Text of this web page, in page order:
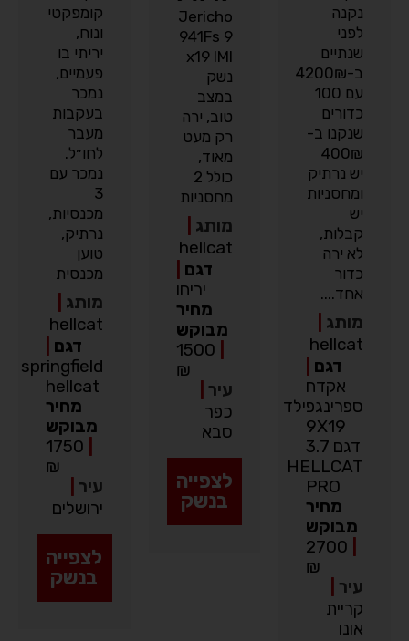
נקנה
לפני
שנתיים
ב-4200₪
עם 100
כדורים
שנקנו ב-
400₪
יש נרתיק
ומחסניות
יש
קבלות,
לא ירה
כדור
אחד....
מותג|
hellcat
דגם|
אקדח
ספרינגפילד
9X19
דגם 3.7
HELLCAT
PRO
מחיר
מבוקש
2700
₪
עיר|
קריית
אונו
Jericho
941Fs 9
x19 IMI
נשק
במצב
טוב, ירה
רק מעט
מאוד,
כולל 2
מחסניות
מותג|
hellcat
דגם|
יריחו
מחיר
מבוקש
1500
₪
עיר|
כפר
סבא
לצפייה
בנשק
קומפקטי
ונוח,
יריתי בו
פעמיים,
נמכר
בעקבות
מעבר
לחו״ל.
נמכר עם
3
מכנסיות,
נרתיק,
טוען
מכנסית
מותג|
hellcat
דגם|
springfield
hellcat
מחיר
מבוקש
1750
₪
עיר|
ירושלים
לצפייה
בנשק